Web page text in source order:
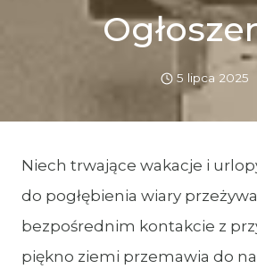
5 lipca 2025
Niech trwające wakacje i
do pogłębienia wiary
bezpośrednim kontakcie z
piękno ziemi przemawia do